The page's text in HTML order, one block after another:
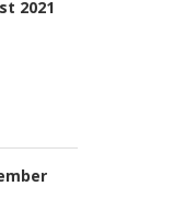
2021